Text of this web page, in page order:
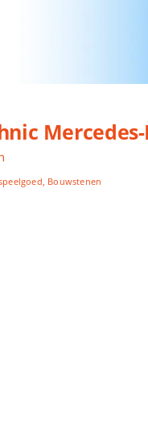
, Bouwstenen